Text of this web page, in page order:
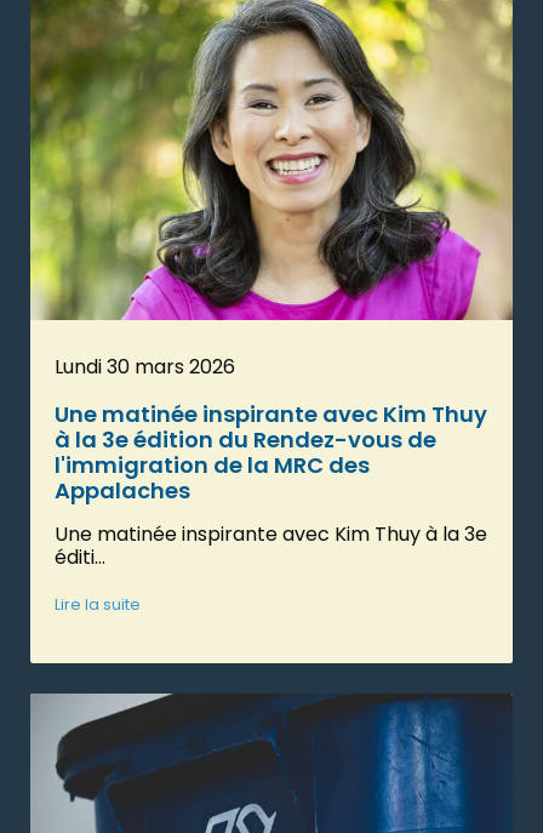
Lundi 30 mars 2026
Une matinée inspirante avec Kim Thuy
à la 3e édition du Rendez-vous de
l'immigration de la MRC des
Appalaches
Une matinée inspirante avec Kim Thuy à la 3e
éditi...
Lire la suite